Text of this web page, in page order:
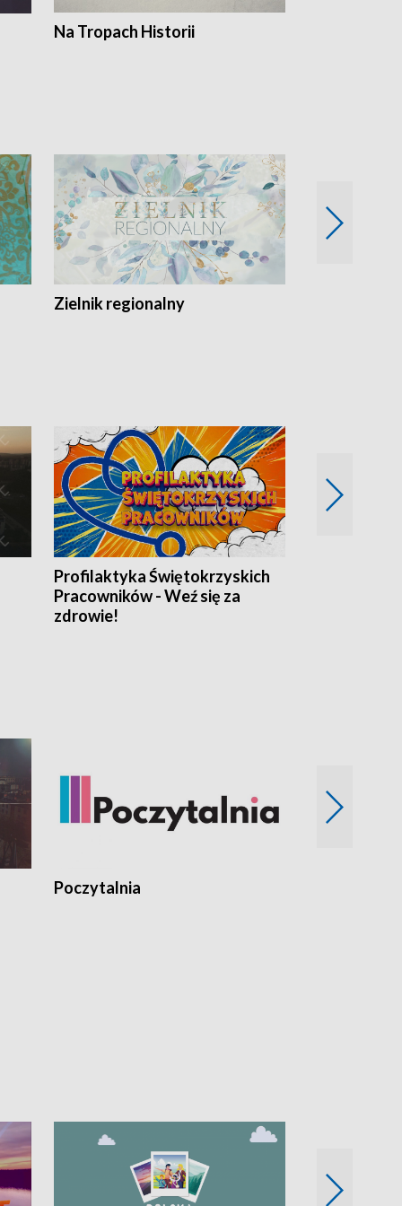
Na Tropach Historii
Zielnik regionalny
Profilaktyka Świętokrzyskich
Pracowników - Weź się za
zdrowie!
Poczytalnia